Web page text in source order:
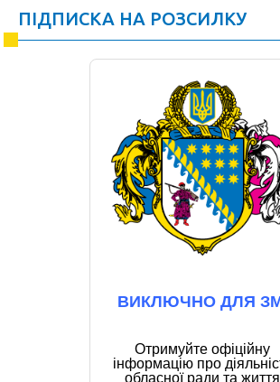
ПІДПИСКА НА РОЗСИЛКУ
ВИКЛЮЧНО ДЛЯ
Отримуйте офіційну
інформацію про
обласної ради та життя